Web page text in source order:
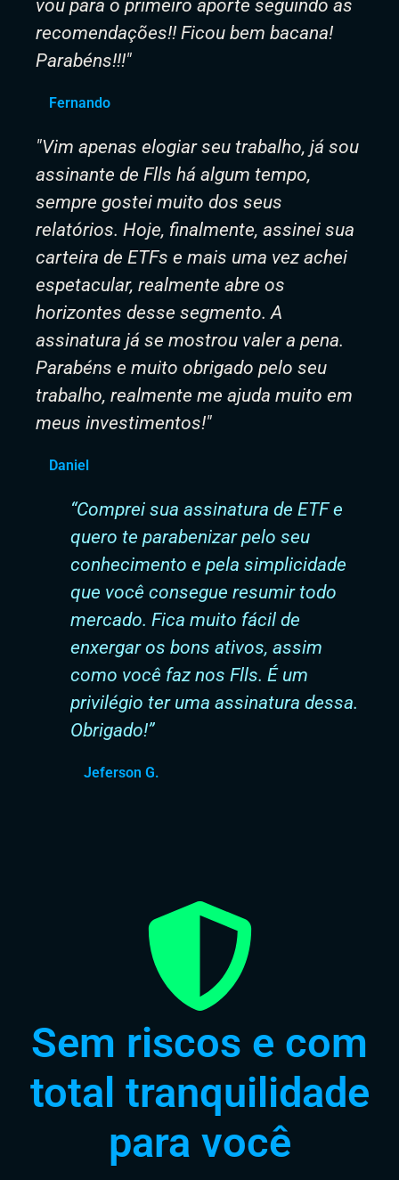
vou para o primeiro aporte seguindo as
recomendações!! Ficou bem bacana!
Parabéns!!!"
Fernando
"Vim apenas elogiar seu trabalho, já sou
assinante de Flls há algum tempo,
sempre gostei muito dos seus
relatórios. Hoje, finalmente, assinei sua
carteira de ETFs e mais uma vez achei
espetacular, realmente abre os
horizontes desse segmento. A
assinatura já se mostrou valer a pena.
Parabéns e muito obrigado pelo seu
trabalho, realmente me ajuda muito em
meus investimentos!"
Daniel
“Comprei sua assinatura de ETF e
quero te parabenizar pelo seu
conhecimento e pela simplicidade
que você consegue resumir todo
mercado. Fica muito fácil de
enxergar os bons ativos, assim
como você faz nos Flls. É um
privilégio ter uma assinatura dessa.
Obrigado!”
Jeferson G.
Sem riscos e com
total tranquilidade
para você